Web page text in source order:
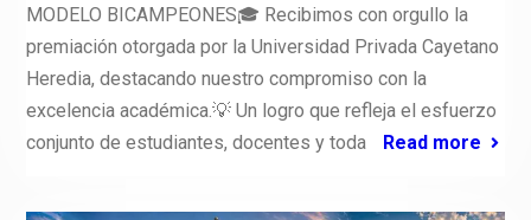
MODELO BICAMPEONES🎓 Recibimos con orgullo la
premiación otorgada por la Universidad Privada Cayetano
Heredia, destacando nuestro compromiso con la
excelencia académica.💡 Un logro que refleja el esfuerzo
conjunto de estudiantes, docentes y toda
Read more